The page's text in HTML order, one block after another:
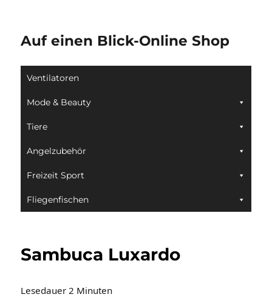
Auf einen Blick-Online Shop
Ventilatoren
Mode & Beauty
Tiere
Angelzubehör
Freizeit Sport
Fliegenfischen
Sambuca Luxardo
Lesedauer 2 Minuten